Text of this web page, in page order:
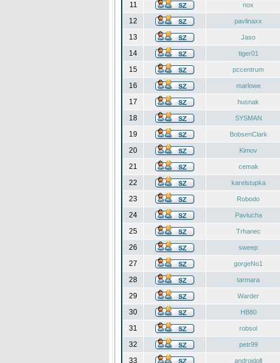
11
nox
12
pavlinaxx
13
Jaso
14
tiger01
15
pccentrum
16
marlowe
17
husnak
18
SYSMAN
19
BobsenClark
20
Kimov
21
cemak
22
karelstupka
23
Robodo
24
Pavlucha
25
Trhanec
26
sweep
27
gorgeNo1
28
tarmara
29
Warder
30
HB80
31
robsol
32
petr99
33
androidoll